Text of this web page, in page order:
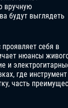
вручную
будут выглядеть
себя в
нюансы
и
где инструмент
часть